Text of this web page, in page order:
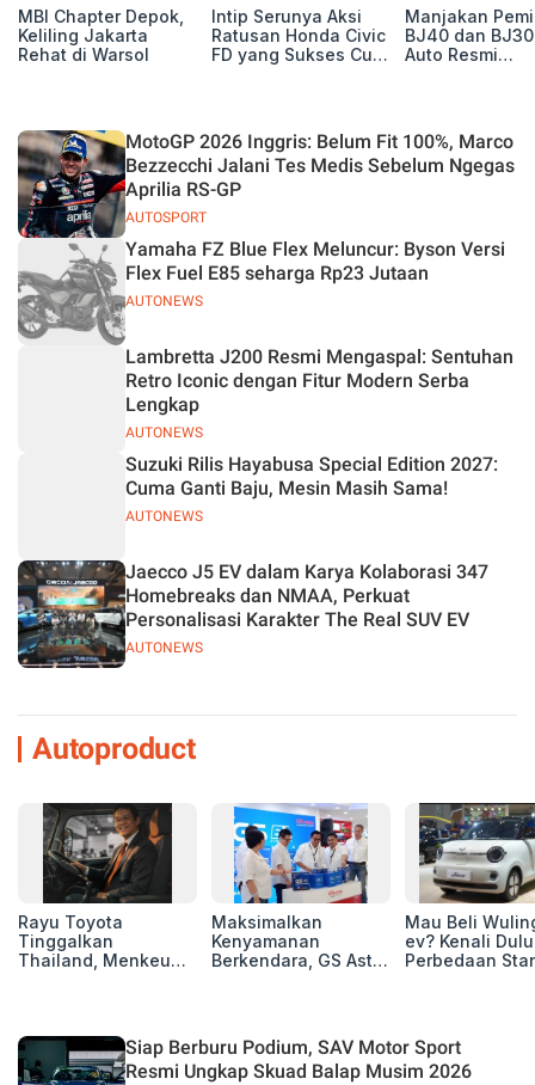
MBI Chapter Depok,
Keliling Jakarta
Rehat di Warsol
Intip Serunya Aksi
Ratusan Honda Civic
FD yang Sukses Curi
Manjakan
BJ40 dan
Auto Resmi
AUTOSPORT
MotoGP 2026 Inggris: Belum Fit 100%, Marco
Bezzecchi Jalani Tes Medis Sebelum Ngegas
Aprilia RS-GP
AUTONEWS
Yamaha FZ Blue Flex Meluncur: Byson Versi
Flex Fuel E85 seharga Rp23 Jutaan
AUTONEWS
Lambretta J200 Resmi Mengaspal: Sentuhan
Retro Iconic dengan Fitur Modern Serba
Lengkap
AUTONEWS
Suzuki Rilis Hayabusa Special Edition 2027:
Cuma Ganti Baju, Mesin Masih Sama!
AUTONEWS
Jaecco J5 EV dalam Karya Kolaborasi 347
Homebreaks dan NMAA, Perkuat
Personalisasi Karakter The Real SUV EV
Autoproduct
Rayu Toyota
Tinggalkan
Thailand, Menkeu
Basis Produksi
ASEAN
Maksimalkan
Kenyamanan
Berkendara, GS Astra
2026
Mau Beli
ev? Kenali Dulu
Perbedaan
Siap Berburu Podium, SAV Motor Sport
Resmi Ungkap Skuad Balap Musim 2026